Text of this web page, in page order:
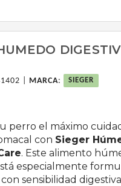
| MARCA: SIEGER
perro el máximo
con Sieger
. Este alimento
especialmente
sensibilidad